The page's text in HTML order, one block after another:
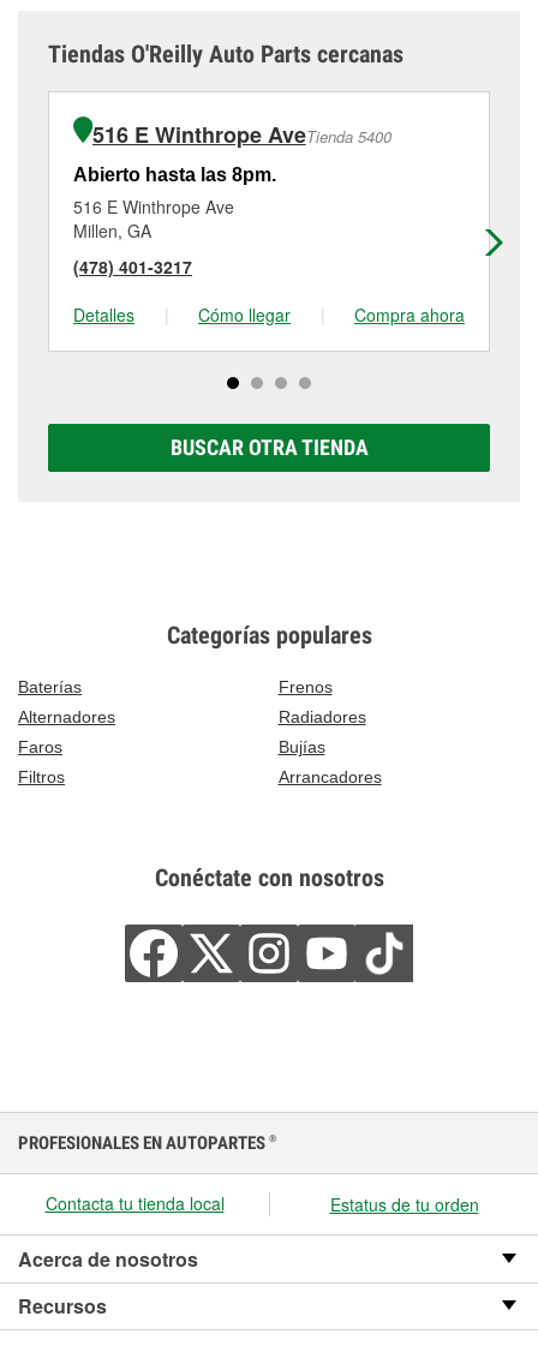
Tiendas O'Reilly Auto Parts cercanas
516 E Winthrope AveTienda 5400
Abierto hasta las 8pm.
516 E Winthrope Ave
Millen, GA
(478) 401-3217
Detalles
| Cómo llegar | Compra ahora
BUSCAR OTRA TIENDA
Categorías populares
Baterías
Frenos
Alternadores
Radiadores
Faros
Bujías
Filtros
Arrancadores
Conéctate con nosotros
PROFESIONALES EN AUTOPARTES ®
Contacta tu tienda local Estatus de tu orden
Acerca de nosotros
Recursos